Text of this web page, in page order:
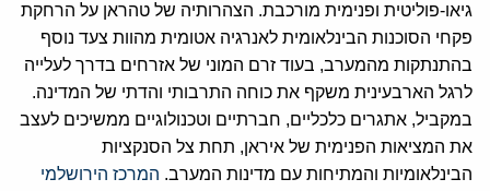
גיאו-פוליטית ופנימית מורכבת. הצהרותיה של טהראן על הרחקת
פקחי הסוכנות הבינלאומית לאנרגיה אטומית מהוות צעד נוסף
בהתנתקות מהמערב, בעוד זרם המוני של אזרחים בדרך לעלייה
לרגל הארבעינית משקף את כוחה התרבותי והדתי של המדינה.
במקביל, אתגרים כלכליים, חברתיים וטכנולוגיים ממשיכים לעצב
את המציאות הפנימית של איראן, תחת צל הסנקציות
הבינלאומיות והמתיחות עם מדינות המערב. המרכז הירושלמי